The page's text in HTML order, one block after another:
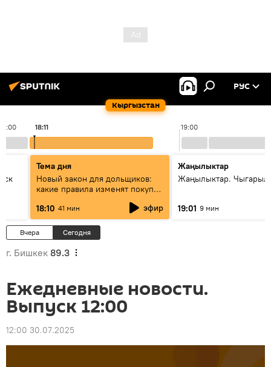
Кыргызстан
РУС
18:00 19:00
18:11
Тема дня
Новый закон для дольщиков:
какие правила изменят покупку
18:10 41 мин эфир
Жаңылыктар
Жаңылыктар.
19:01 9 мин
Вчера Сегодня
г. Бишкек 89.3
Ежедневные новости.
Выпуск 12:00
12:00 30.07.2025